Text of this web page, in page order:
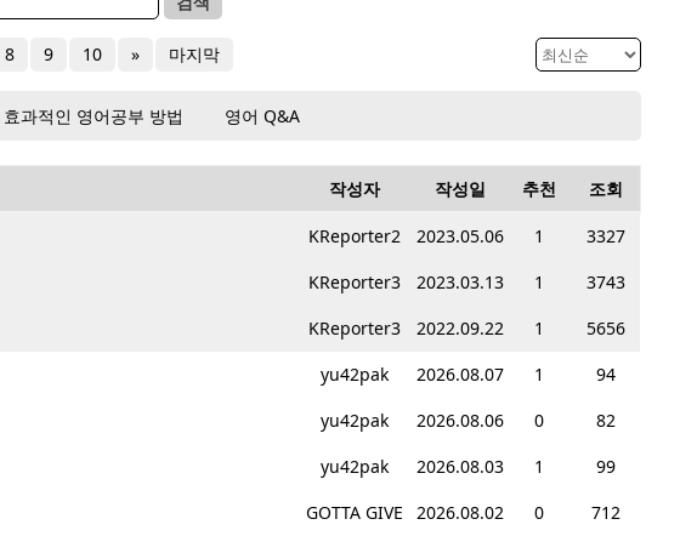
8 9 10 » 마지막
효과적인 영어공부 방법 영어 Q&A
작성자 작성일 추천 조회
KReporter2 2023.05.06 1
3327
KReporter3 2023.03.13 1
3743
KReporter3 2022.09.22 1
5656
yu42pak 2026.08.07 1
94
yu42pak 2026.08.06 0
82
yu42pak 2026.08.03 1
99
GOTTA GIVE 2026.08.02 0
712